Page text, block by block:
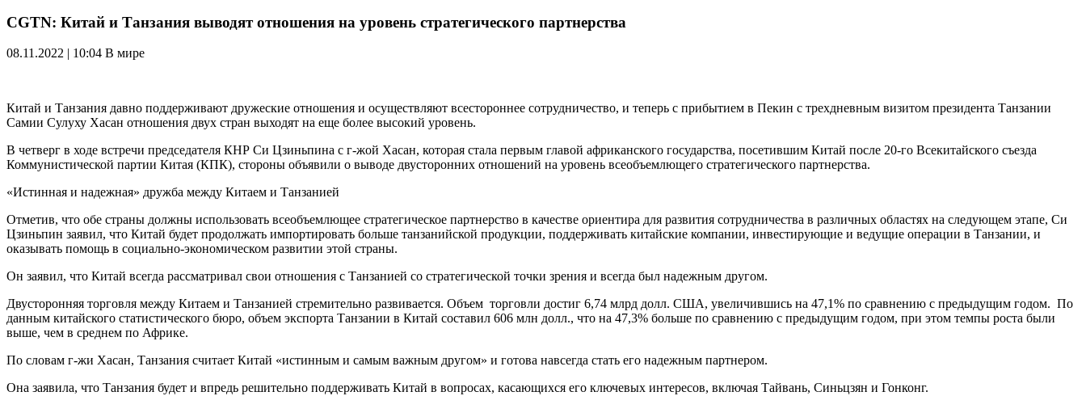
CGTN: Китай и Танзания выводят отношения на уровень стратегического партнерства
08.11.2022 | 10:04 В мире
Китай и Танзания давно поддерживают дружеские отношения и осуществляют всестороннее сотрудничество, и теперь с прибытием в Пекин с трехдневным визитом президента Танзании
Самии Сулуху Хасан отношения двух стран выходят на еще более высокий уровень.
В четверг в ходе встречи председателя КНР Си Цзиньпина с г-жой Хасан, которая стала первым главой африканского государства, посетившим Китай после 20-го Всекитайского съезда
Коммунистической партии Китая (КПК), стороны объявили о выводе двусторонних отношений на уровень всеобъемлющего стратегического партнерства.
«Истинная и надежная» дружба между Китаем и Танзанией
Отметив, что обе страны должны использовать всеобъемлющее стратегическое партнерство в качестве ориентира для развития сотрудничества в различных областях на следующем этапе, Си
Цзиньпин заявил, что Китай будет продолжать импортировать больше танзанийской продукции, поддерживать китайские компании, инвестирующие и ведущие операции в Танзании, и
оказывать помощь в социально-экономическом развитии этой страны.
Он заявил, что Китай всегда рассматривал свои отношения с Танзанией со стратегической точки зрения и всегда был надежным другом.
Двусторонняя торговля между Китаем и Танзанией стремительно развивается. Объем торговли достиг 6,74 млрд долл. США, увеличившись на 47,1% по сравнению с предыдущим годом. По
данным китайского статистического бюро, объем экспорта Танзании в Китай составил 606 млн долл., что на 47,3% больше по сравнению с предыдущим годом, при этом темпы роста были
выше, чем в среднем по Африке.
По словам г-жи Хасан, Танзания считает Китай «истинным и самым важным другом» и готова навсегда стать его надежным партнером.
Она заявила, что Танзания будет и впредь решительно поддерживать Китай в вопросах, касающихся его ключевых интересов, включая Тайвань, Синьцзян и Гонконг.